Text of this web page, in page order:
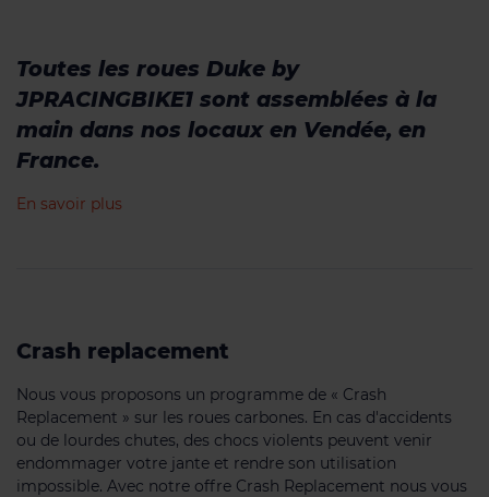
Toutes les roues Duke by
JPRACINGBIKE1 sont assemblées à la
main dans nos locaux en Vendée, en
France.
En savoir plus
Crash replacement
Nous vous proposons un programme de « Crash
Replacement » sur les roues carbones. En cas d'accidents
ou de lourdes chutes, des chocs violents peuvent venir
endommager votre jante et rendre son utilisation
impossible. Avec notre offre Crash Replacement nous vous